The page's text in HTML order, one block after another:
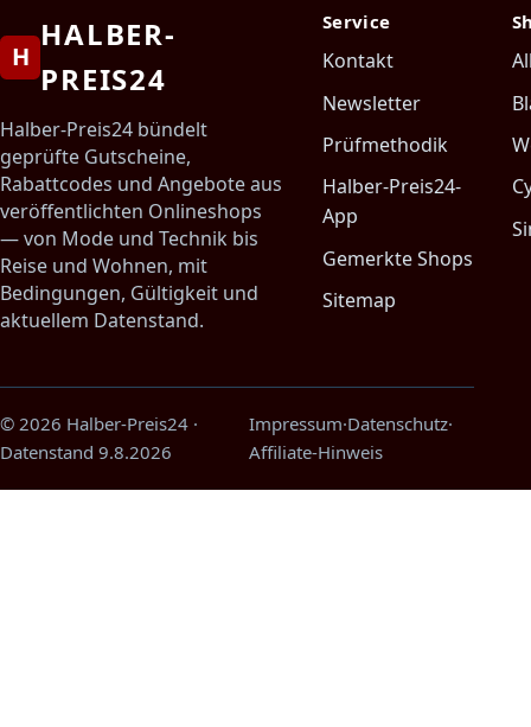
H
HALBER-
PREIS24
Halber-Preis24 bündelt
geprüfte Gutscheine,
Rabattcodes und Angebote aus
veröffentlichten Onlineshops
— von Mode und Technik bis
Reise und Wohnen, mit
Bedingungen, Gültigkeit und
aktuellem Datenstand.
Service
Kontakt
Newsletter
Prüfmethodik
Halber-Preis24-
App
Gemerkte Shops
Sitemap
© 2026 Halber-Preis24 ·
Datenstand 9.8.2026
Impressum·Datenschutz·
Affiliate-Hinweis